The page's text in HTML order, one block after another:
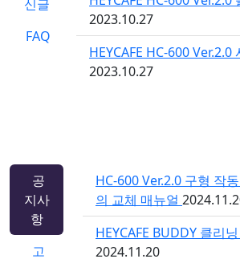
신글
FAQ
2023.10.27
HEYCAFE HC-600 Ver.2.0
2023.10.27
공
지사
항
고
HC-600 Ver.2.0 구형 작
의 교체 매뉴얼
HEYCAFE BUDDY 클리
2024.11.20